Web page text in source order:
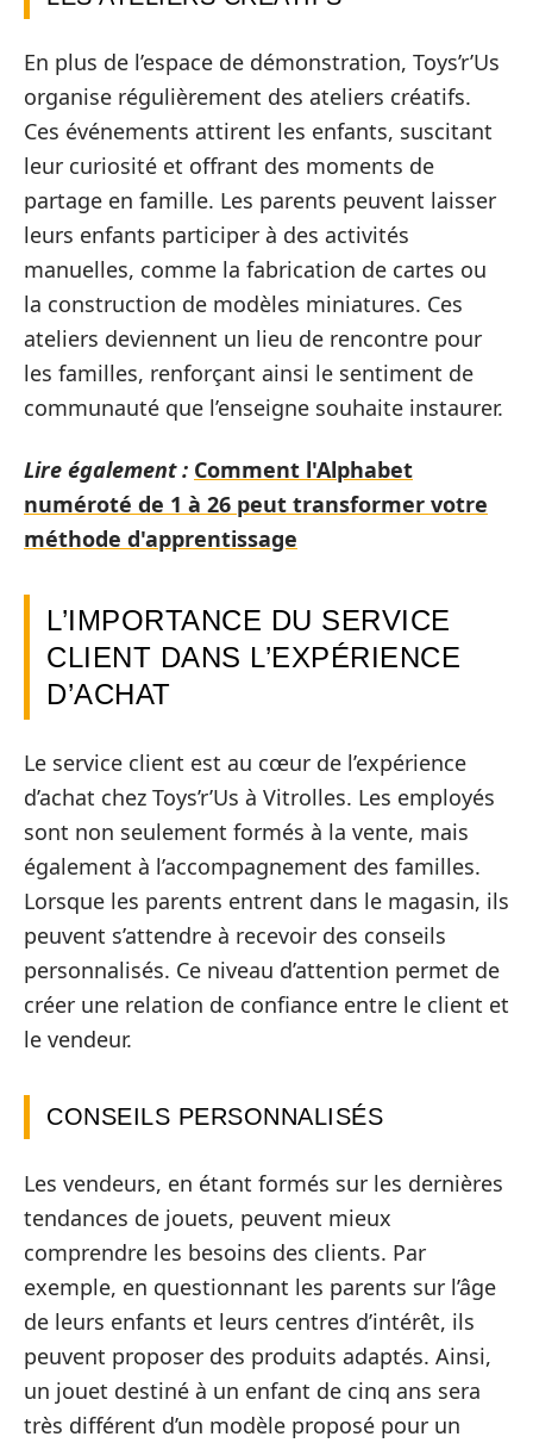
En plus de l’espace de démonstration, Toys’r’Us
organise régulièrement des ateliers créatifs.
Ces événements attirent les enfants, suscitant
leur curiosité et offrant des moments de
partage en famille. Les parents peuvent laisser
leurs enfants participer à des activités
manuelles, comme la fabrication de cartes ou
la construction de modèles miniatures. Ces
ateliers deviennent un lieu de rencontre pour
les familles, renforçant ainsi le sentiment de
communauté que l’enseigne souhaite instaurer.
Lire également : Comment l'Alphabet
numéroté de 1 à 26 peut transformer votre
méthode d'apprentissage
L’IMPORTANCE DU SERVICE
CLIENT DANS L’EXPÉRIENCE
D’ACHAT
Le service client est au cœur de l’expérience
d’achat chez Toys’r’Us à Vitrolles. Les employés
sont non seulement formés à la vente, mais
également à l’accompagnement des familles.
Lorsque les parents entrent dans le magasin, ils
peuvent s’attendre à recevoir des conseils
personnalisés. Ce niveau d’attention permet de
créer une relation de confiance entre le client et
le vendeur.
CONSEILS PERSONNALISÉS
Les vendeurs, en étant formés sur les dernières
tendances de jouets, peuvent mieux
comprendre les besoins des clients. Par
exemple, en questionnant les parents sur l’âge
de leurs enfants et leurs centres d’intérêt, ils
peuvent proposer des produits adaptés. Ainsi,
un jouet destiné à un enfant de cinq ans sera
très différent d’un modèle proposé pour un